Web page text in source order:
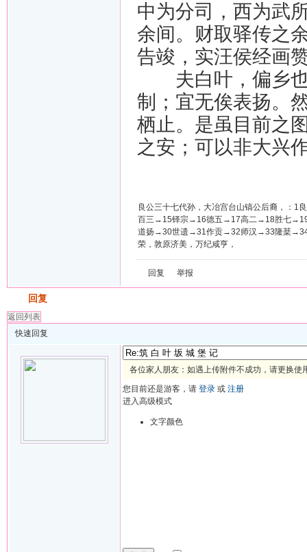
中为分司，西为武
余间。财取驿传之
告竣，实汪侯经画
夫白叶，偏乡也
制；宜无俟表扬。
栖止。是虽目前之
之安；可以非大兴
良公三十七代孙，大冶宫台山镐公后裔
百三→15铎宗→16德五→17高二→18胜七
道扬→30世遗→31作贡→32师汉→33隆棻→34
荣，敦原济美，万纪咸亨，
回复 举报
回复
返回列表
快速回复
各位家人朋友：如遇上传附件不成功，请更换使
您目前还是游客，请 登录 或 注册
进入高级模式
文字颜色